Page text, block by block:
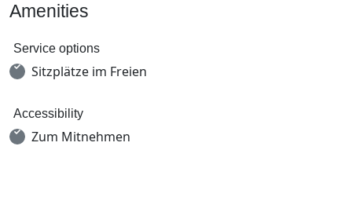
Amenities
Service options
Sitzplätze im Freien
Accessibility
Zum Mitnehmen